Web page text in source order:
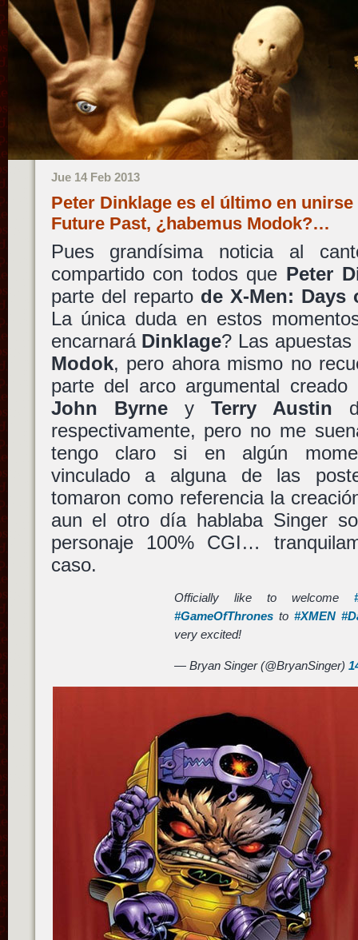
Jue 14 Feb 2013
Peter Dinklage es el último en unirse
Future Past, ¿habemus Modok?…
Pues grandísima noticia al
compartido con todos que Peter
parte del reparto de X-Men: Days
La única duda en estos
encarnará Dinklage? Las
Modok, pero ahora mismo no
parte del arco argumental
John Byrney Terry Austin
respectivamente, pero no me
tengo claro si en algún
vinculado a alguna de las
tomaron como referencia la
aun el otro día hablaba Singer
personaje 100% CGI…
caso.
Officially like to welcome
#GameOfThrones to#XMEN
very excited!
— Bryan Singer (@BryanSinger)